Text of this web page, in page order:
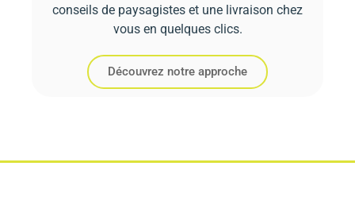
conseils de paysagistes et une livraison chez
vous en quelques clics.
Découvrez notre approche